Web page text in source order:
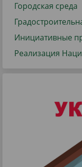
Городская среда
Инициативные
Реализация